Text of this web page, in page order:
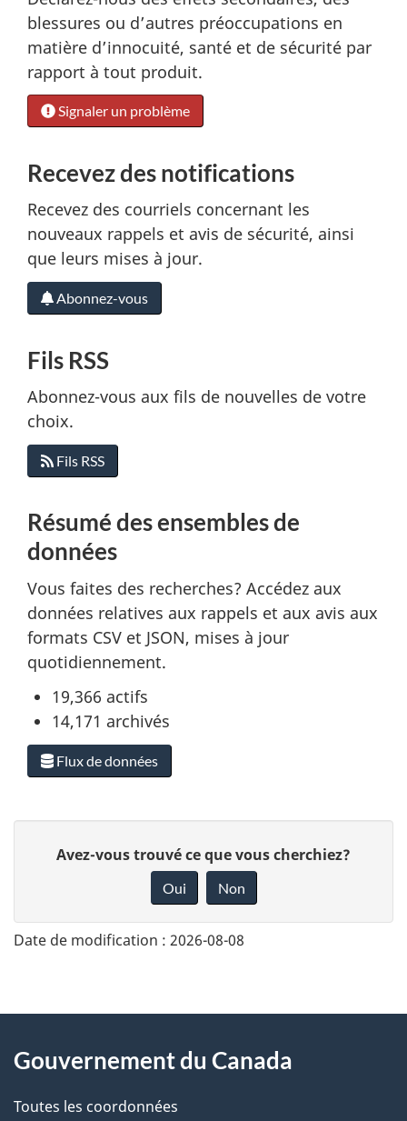
n
blessures ou d’autres préoccupations en
matière d’innocuité, santé et de sécurité par
rapport à tout produit.
Signaler un problème
Recevez des notifications
Recevez des courriels concernant les
nouveaux rappels et avis de sécurité, ainsi
que leurs mises à jour.
Abonnez-vous
Fils RSS
Abonnez-vous aux fils de nouvelles de votre
choix.
Fils RSS
Résumé des ensembles de
données
Vous faites des recherches? Accédez aux
données relatives aux rappels et aux avis aux
formats CSV et JSON, mises à jour
quotidiennement.
19,366 actifs
14,171 archivés
Flux de données
n
v
o
t
r
Avez-vous trouvé ce que vous cherchiez?
Oui Non
Date de modification : 2026-08-08
this
site
Gouvernement du Canada
Toutes les coordonnées